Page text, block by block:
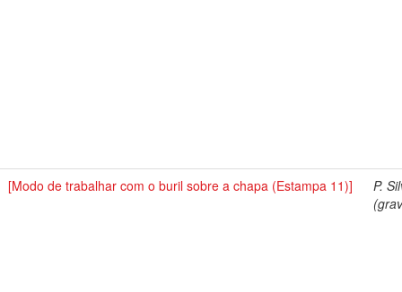
[Modo de trabalhar com o buril sobre a chapa (Estampa 11)]
P.